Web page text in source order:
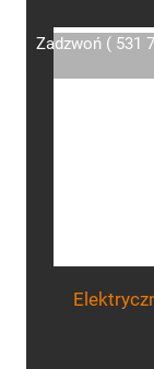
Zadzwoń ( 531